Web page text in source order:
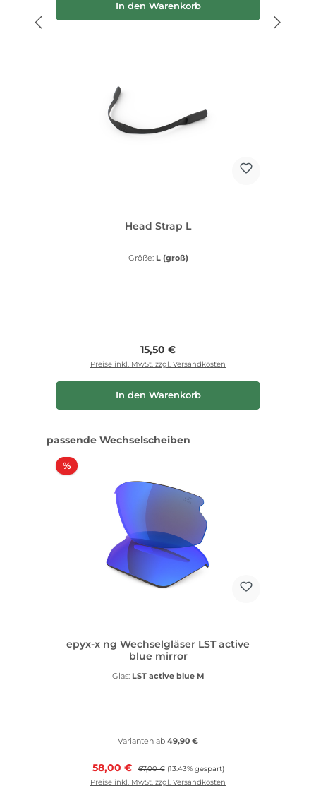
In den Warenkorb
Head Strap L
Größe: L (groß)
Regulärer Preis:
15,50 €
Preise inkl. MwSt. zzgl. Versandkosten
In den Warenkorb
Produktgalerie überspringen
passende Wechselscheiben
%Rabatt
epyx-x ng Wechselgläser LST active
blue mirror
Glas: LST active blue M
Varianten ab 49,90 €
Verkaufspreis:
58,00 € Regulärer Preis:
67,00 € (13.43% gespart)
Preise inkl. MwSt. zzgl. Versandkosten